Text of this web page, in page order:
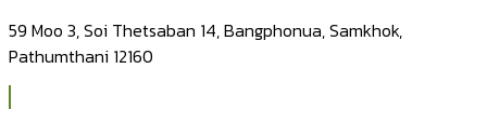
59 Moo 3, Soi Thetsaban 14, Bangphonua, Samkhok,
Pathumthani 12160